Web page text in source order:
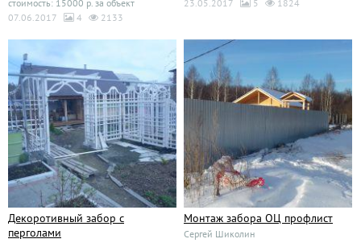
стоимость: 15000 р. за объект
07.06.2017
4 2133
23.05.2017
5 1824
Декоротивный забор с
перголами
Монтаж забора ОЦ профлист
Сергей Шиколин